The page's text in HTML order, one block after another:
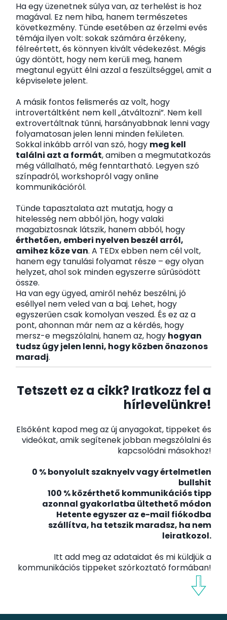
Ha egy üzenetnek súlya van, az terhelést is hoz
magával. Ez nem hiba, hanem természetes
következmény. Tünde esetében az érzelmi evés
témája ilyen volt: sokak számára érzékeny,
félreértett, és könnyen kivált védekezést. Mégis
úgy döntött, hogy nem kerüli meg, hanem
megtanul együtt élni azzal a feszültséggel, amit a
képviselete jelent.
A másik fontos felismerés az volt, hogy
introvertáltként nem kell „átváltozni”. Nem kell
extrovertáltnak tűnni, harsányabbnak lenni vagy
folyamatosan jelen lenni minden felületen.
Sokkal inkább arról van szó, hogy meg kell
találni azt a formát, amiben a megmutatkozás
még vállalható, még fenntartható. Legyen szó
színpadról, workshopról vagy online
kommunikációról.
Tünde tapasztalata azt mutatja, hogy a
hitelesség nem abból jön, hogy valaki
magabiztosnak látszik, hanem abból, hogy
érthetően, emberi nyelven beszél arról,
amihez köze van. A TEDx ebben nem cél volt,
hanem egy tanulási folyamat része – egy olyan
helyzet, ahol sok minden egyszerre sűrűsödött
össze.
Ha van egy ügyed, amiről nehéz beszélni, jó
eséllyel nem veled van a baj. Lehet, hogy
egyszerűen csak komolyan veszed. És ez az a
pont, ahonnan már nem az a kérdés, hogy
mersz-e megszólalni, hanem az, hogy hogyan
tudsz úgy jelen lenni, hogy közben önazonos
maradj.
Tetszett ez a cikk? Iratkozz fel a
hírlevelünkre!
Elsőként kapod meg az új anyagokat, tippeket és
videókat, amik segítenek jobban megszólalni és
kapcsolódni másokhoz!
0 % bonyolult szaknyelv vagy értelmetlen
bullshit
100 % közérthető kommunikációs tipp
azonnal gyakorlatba ültethető módon
Hetente egyszer az e-mail fiókodba
szállítva, ha tetszik maradsz, ha nem
leiratkozol.
Itt add meg az adataidat és mi küldjük a
kommunikációs tippeket szórkoztató formában!